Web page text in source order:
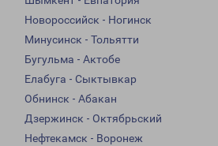
Новороссийск - Ногинск
Минусинск - Тольятти
Бугульма - Актобе
Елабуга - Сыктывкар
Обнинск - Абакан
Дзержинск - Октябрьский
Нефтекамск - Воронеж